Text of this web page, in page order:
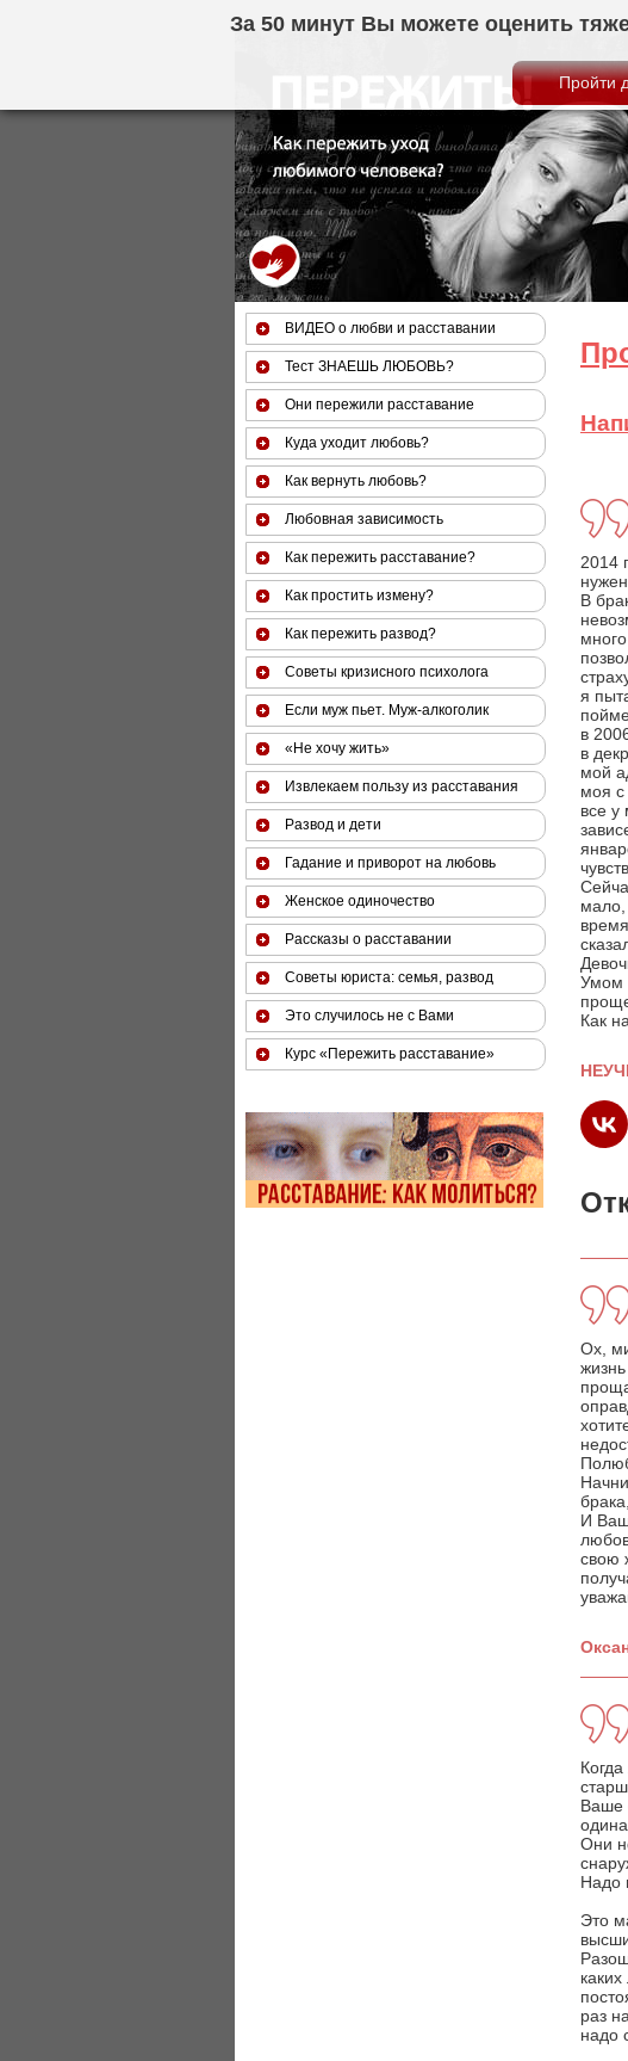
За 50 минут Вы можете оценить
2014
В
я
в
в
мой
моя с
все у
Умом
Как
Ох,
И
свою
Ваше
Они
Надо
Это
раз
надо
ВИДЕО о любви и расставании
Тест ЗНАЕШЬ ЛЮБОВЬ?
Они пережили расставание
Куда уходит любовь?
Как вернуть любовь?
Любовная зависимость
Как пережить расставание?
Как простить измену?
Как пережить развод?
Советы кризисного психолога
Если муж пьет. Муж-алкоголик
«Не хочу жить»
Извлекаем пользу из расставания
Развод и дети
Гадание и приворот на любовь
Женское одиночество
Рассказы о расставании
Советы юриста: семья, развод
Это случилось не с Вами
Курс «Пережить расставание»